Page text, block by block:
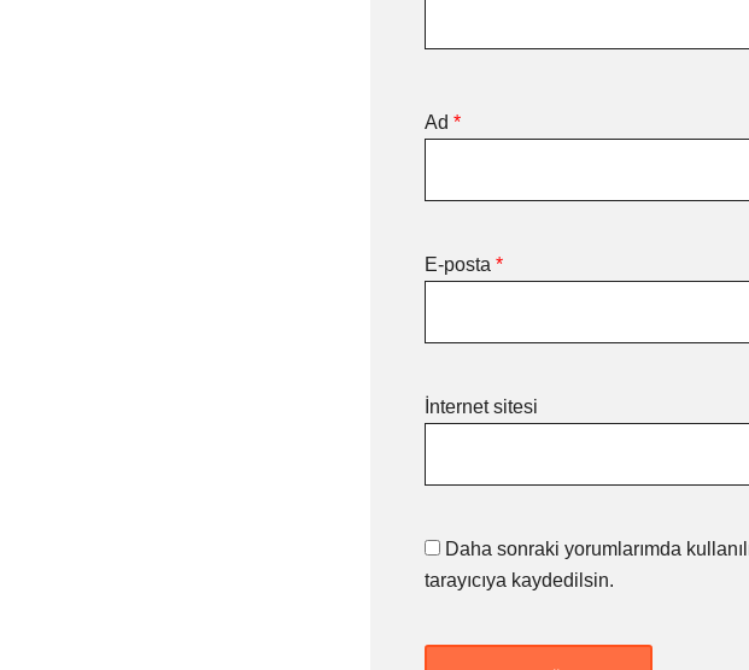
Ad *
E-posta *
İnternet sitesi
Daha sonraki yorumlarımda
tarayıcıya kaydedilsin.